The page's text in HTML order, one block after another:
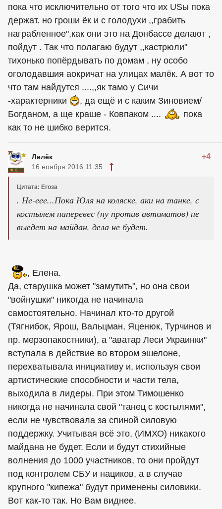
пока что исключительно от того что их USы пока
держат. но гроши ёк и с голодухи ,,грабить
награбленное",как они это на Донбассе делают ,
пойдут . Так что полагаю будут ,,кастрюли"
тихонько попёрдывать по домам , ну особо
оголодавшия аокричат на улицах малёк. А вот то
что там найдутся ....,,як тамо у Сичи
-характерники
, да ещё и с каким Зиновием/
Богданом, а ще краше - Ковпаком ....
пока
как то не шибко верится.
Лелёк +4
16 ноября 2016 11:35
Цитата: Егоза
. Не-еее...Пока Юля на коляске, аки на танке, с
костылем наперевес (ну против автоматов) не
выедет на майдан, дела не будет.
, Елена.
Да, старушка может "замутить", но она свои
"войнушки" никогда не начинала
самостоятельно. Начинал кто-то другой
(Тягнибок, Ярош, Вальцман, Яценюк, Турчинов и
пр. мерзопакостники), а "аватар Леси Украинки"
вступала в действие во втором эшелоне,
перехватывала инициативу и, используя свои
артистические способности и части тела,
выходила в лидеры. При этом Тимошенко
никогда не начинала свой "танец с костылями",
если не чувствовала за спиной силовую
поддержку. Учитывая всё это, (ИМХО) никакого
майдана не будет. Если и будут стихийные
волнения до 1000 участников, то они пройдут
под контролем СБУ и нациков, а в случае
крупного "кипежа" будут применены силовики.
Вот как-то так. Но Вам виднее.